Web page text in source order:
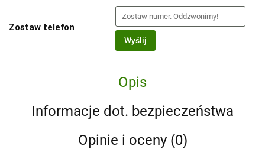
Zostaw telefon
Wyślij
Opis
Informacje dot. bezpieczeństwa
Opinie i oceny (0)